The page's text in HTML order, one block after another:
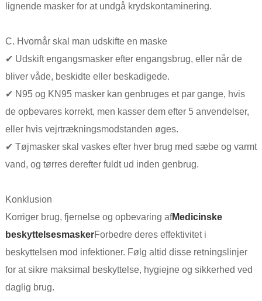
lignende masker for at undgå krydskontaminering.
C. Hvornår skal man udskifte en maske
✔ Udskift engangsmasker efter engangsbrug, eller når de
bliver våde, beskidte eller beskadigede.
✔ N95 og KN95 masker kan genbruges et par gange, hvis
de opbevares korrekt, men kasser dem efter 5 anvendelser,
eller hvis vejrtrækningsmodstanden øges.
✔ Tøjmasker skal vaskes efter hver brug med sæbe og varmt
vand, og tørres derefter fuldt ud inden genbrug.
Konklusion
Korriger brug, fjernelse og opbevaring afMedicinske
beskyttelsesmaskerForbedre deres effektivitet i
beskyttelsen mod infektioner. Følg altid disse retningslinjer
for at sikre maksimal beskyttelse, hygiejne og sikkerhed ved
daglig brug.